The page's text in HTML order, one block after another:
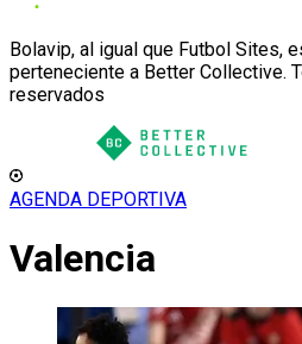
Bolavip, al igual que Futbol Sites,
perteneciente a Better Collective.
reservados
AGENDA DEPORTIVA
Valencia